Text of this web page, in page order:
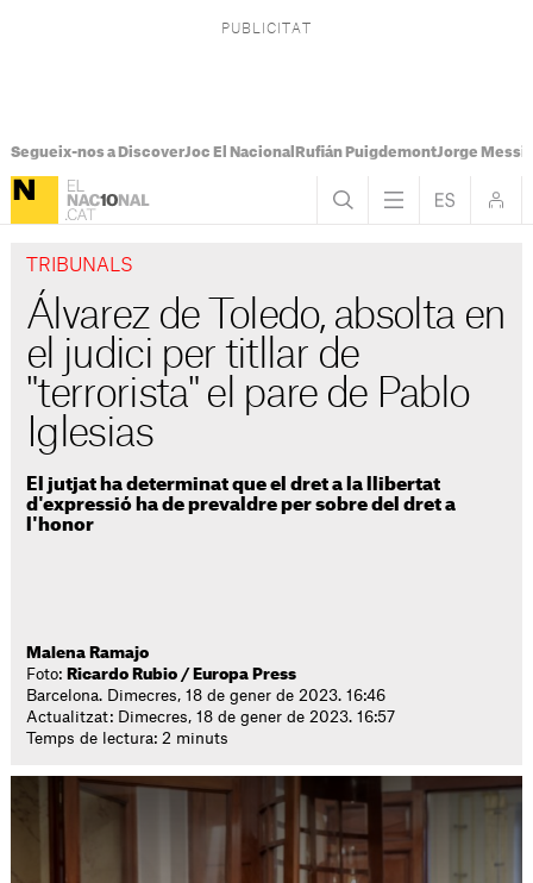
Segueix-nos a DiscoverJoc El Nacional Rufián PuigdemontJorge Messi
TRIBUNALS
Álvarez de Toledo, absolta en
el judici per titllar de
"terrorista" el pare de Pablo
Iglesias
El jutjat ha determinat que el dret a la llibertat
d'expressió ha de prevaldre per sobre del dret a
l'honor
Malena Ramajo
Foto: Ricardo Rubio / Europa Press
Barcelona. Dimecres, 18 de gener de 2023. 16:46
Actualitzat: Dimecres, 18 de gener de 2023. 16:57
Temps de lectura: 2 minuts